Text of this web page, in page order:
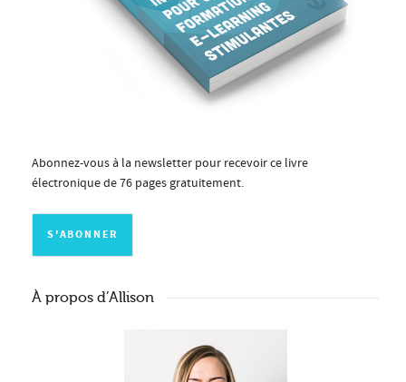
Abonnez-vous à la newsletter pour recevoir ce livre
électronique de 76 pages gratuitement.
À propos d’Allison